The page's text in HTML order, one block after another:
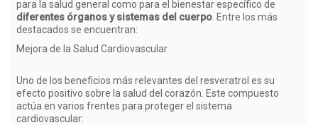
para la salud general como para el bienestar específico de
diferentes órganos y sistemas del cuerpo . Entre los más
destacados se encuentran:
Mejora de la Salud Cardiovascular
Uno de los beneficios más relevantes del resveratrol es su
efecto positivo sobre la salud del corazón. Este compuesto
actúa en varios frentes para proteger el sistema
cardiovascular: